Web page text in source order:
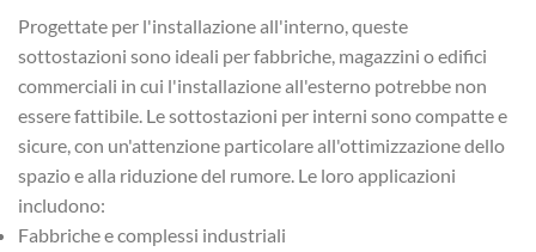
Progettate per l'installazione all'interno, queste
sottostazioni sono ideali per fabbriche, magazzini o edifici
commerciali in cui l'installazione all'esterno potrebbe non
essere fattibile. Le sottostazioni per interni sono compatte e
sicure, con un'attenzione particolare all'ottimizzazione dello
spazio e alla riduzione del rumore. Le loro applicazioni
includono:
Fabbriche e complessi industriali